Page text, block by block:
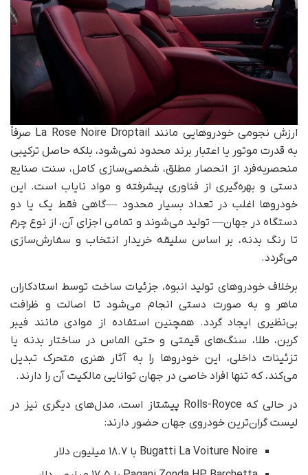
ارزش نجومی خودروهایی مانند La Rose Noire Droptail صرفاً
به قدرت موتور یا اعتبار برند محدود نمی‌شود، بلکه حاصل ترکیبی
منحصربه‌فرد از انحصار مطلق، شخصی‌سازی کامل، سنت صنایع
دستی و بهره‌گیری از فناوری پیشرفته و مواد نایاب است. این
خودروها اغلب در تعداد بسیار محدود —گاهی فقط یک یا دو
دستگاه در جهان— تولید می‌شوند و تمامی اجزای آن، از نوع چرم
تا رنگ بدنه، بر اساس سلیقه خریدار انتخاب و سفارش‌سازی
می‌گردد.
برخلاف خودروهای تولید انبوه، جزئیات ساخت توسط استادکاران
ماهر و به‌ صورت دستی انجام می‌شود تا اصالت و ظرافت
بی‌نظیری ایجاد گردد. همچنین استفاده از موادی مانند فیبر
کربن، طلا، سنگ‌های قیمتی و حتی الماس در ساختار بدنه یا
تزئینات داخلی، این خودروها را به آثار هنری متحرک تبدیل
می‌کند، که تنها افراد خاصی در جهان توانایی مالکیت آن را دارند.
در حالی که Rolls-Royce پیشتاز است، مدل‌های دیگری نیز در
لیست گران‌ترین خودروی جهان حضور دارند:
Bugatti La Voiture Noire با ۱۸.۷ میلیون دلار